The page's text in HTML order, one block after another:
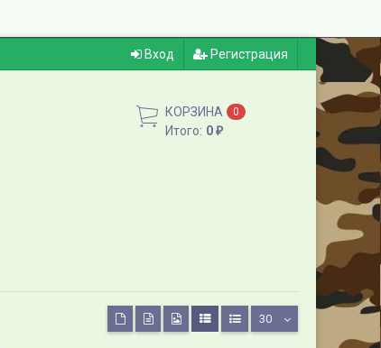
Вход Регистрация
КОРЗИНА 0
Итого: 0 ₽
30